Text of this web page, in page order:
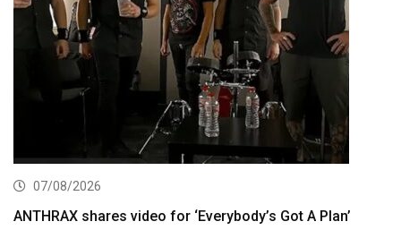
07/08/2026
ANTHRAX shares video for ‘Everybody’s Got A Plan’